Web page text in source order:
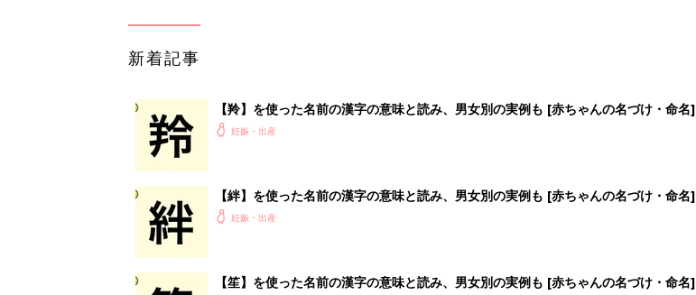
新着記事
【羚】を使った名前の漢字の意味と読み、男女別の実例も [赤ちゃんの名づけ・命名]
妊娠・出産
【絆】を使った名前の漢字の意味と読み、男女別の実例も [赤ちゃんの名づけ・命名]
妊娠・出産
【笙】を使った名前の漢字の意味と読み、男女別の実例も [赤ちゃんの名づけ・命名]